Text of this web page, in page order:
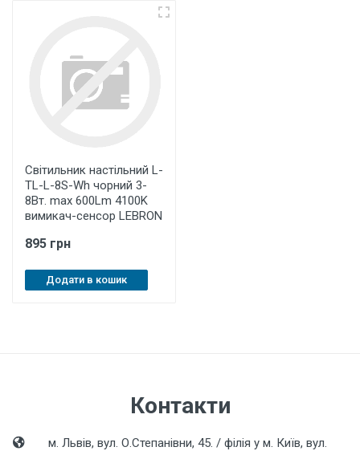
Світильник настільний L-
TL-L-8S-Wh чорний 3-
8Вт. maх 600Lm 4100K
вимикач-сенсор LEBRON
895 грн
Додати в кошик
Контакти
м. Львів, вул. О.Степанівни, 45. / філія у м. Київ, вул.